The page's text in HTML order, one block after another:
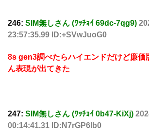
246: SIM無しさん (ﾜｯﾁｮｲ 69dc-7qg9)
23:57:35.99 ID:+SVwJuoG0
8s gen3調べたらハイエンドだけど廉価
ん表現が出てきた
247: SIM無しさん (ﾜｯﾁｮｲ 0b47-KiXj)
00:14:41.31 ID:N7rGP6Ib0